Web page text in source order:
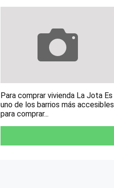
Para comprar vivienda La Jota Es
uno de los barrios más accesibles
para comprar...